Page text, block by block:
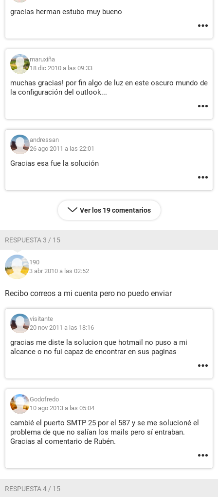
gracias herman estubo muy bueno
maruxiña
18 dic 2010 a las 09:33
muchas gracias! por fin algo de luz en este oscuro mundo de
la configuración del outlook...
andressan
26 ago 2011 a las 22:01
Gracias esa fue la solución
Ver los 19 comentarios
RESPUESTA 3 / 15
190
3 abr 2010 a las 02:52
Recibo correos a mi cuenta pero no puedo enviar
visitante
20 nov 2011 a las 18:16
gracias me diste la solucion que hotmail no puso a mi
alcance o no fui capaz de encontrar en sus paginas
Godofredo
10 ago 2013 a las 05:04
cambié el puerto SMTP 25 por el 587 y se me solucioné el
problema de que no salían los mails pero sí entraban.
Gracias al comentario de Rubén.
RESPUESTA 4 / 15